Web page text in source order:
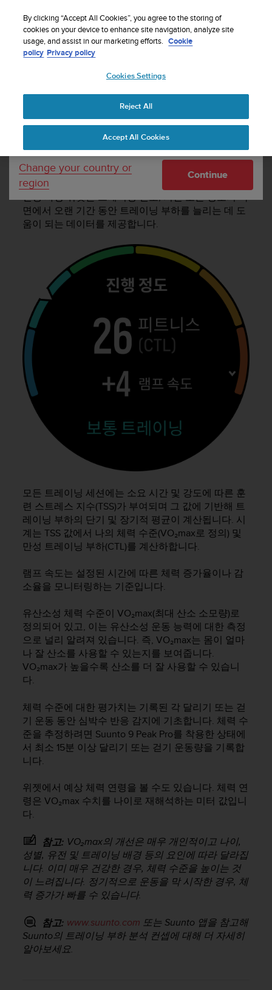
진행 정도
진행 정도
진행 사항 위젯은 트레이닝 빈도, 기간 또는 강도의 측
면에서 오랜 기간 동안 트레이닝 부하를 늘리는 데 도
움이 되는 데이터를 제공합니다.
모든 트레이닝 세션에는 소요 시간 및 강도에 따른 훈
련 스트레스 지수(TSS)가 부여되며 그 값에 기반해 트
레이닝 부하의 단기 및 장기적 평균이 계산됩니다. 시
계는 TSS 값에서 나의 체력 수준(VO₂max로 정의) 및
만성 트레이닝 부하(CTL)를 계산하합니다.
램프 속도는 설정된 시간에 따른 체력 증가율이나 감
소율을 모니터링하는 기준입니다.
유산소성 체력 수준이 VO₂max(최대 산소 소모량)로
정의되어 있고, 이는 유산소성 운동 능력에 대한 측정
으로 널리 알려져 있습니다. 즉, VO₂max는 몸이 얼마
나 잘 산소를 사용할 수 있는지를 보여줍니다.
VO₂max가 높을수록 산소를 더 잘 사용할 수 있습니
다.
체력 수준에 대한 평가치는 기록된 각 달리기 또는 걷
기 운동 동안 심박수 반응 감지에 기초합니다. 체력 수
준을 추정하려면 Suunto 9 Peak Pro를 착용한 상태에
서 최소 15분 이상 달리기 또는 걷기 운동량을 기록합
니다.
위젯에서 예상 체력 연령을 볼 수도 있습니다. 체력 연
령은 VO₂max 수치를 나이로 재해석하는 미터 값입니
다.
참고: VO₂max의 개선은 매우 개인적이고 나이,
성별, 유전 및 트레이닝 배경 등의 요인에 따라 달라집
니다. 이미 매우 건강한 경우, 체력 수준을 높이는 것
이 느려집니다. 정기적으로 운동을 막 시작한 경우, 체
력 증가가 빠를 수 있습니다.
참고: www.suunto.com 또는 Suunto 앱을 참고해
Suunto의 트레이닝 부하 분석 컨셉에 대해 더 자세히
알아보세요.
Your country or region:
United States
Currency: $ (USD)
Shipping only to United States
Change your country or
region
Continue
By clicking “Accept All Cookies”, you agree to the storing of
cookies on your device to enhance site navigation, analyze site
usage, and assist in our marketing efforts. Cookie
policy Privacy policy
Cookies Settings
Reject All
Accept All Cookies